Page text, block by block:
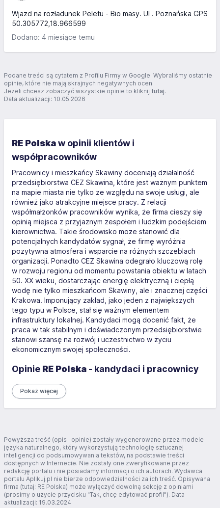
Wjazd na rozładunek Peletu - Bio masy. Ul . Poznańska GPS
50.305772,18.966599
Dodano: 4 miesiące temu
Podane treści są cytatem z Profilu Firmy w Google. Wybraliśmy ostatnie
opinie, które nie mają skrajnych negatywnych ocen.
Jeżeli chcesz zobaczyć wszystkie opinie to kliknij tutaj.
Data aktualizacji: 10.05.2026
RE Polskaw opinii klientów i
współpracowników
Pracownicy i mieszkańcy Skawiny doceniają działalność
przedsiębiorstwa CEZ Skawina, które jest ważnym punktem
na mapie miasta nie tylko ze względu na swoje usługi, ale
również jako atrakcyjne miejsce pracy. Z relacji
współmałżonków pracowników wynika, że firma cieszy się
opinią miejsca z przyjaznym zespołem i ludzkim podejściem
kierownictwa. Takie środowisko może stanowić dla
potencjalnych kandydatów sygnał, że firmę wyróżnia
pozytywna atmosfera i wsparcie na różnych szczeblach
organizacji. Ponadto CEZ Skawina odegrało kluczową rolę
w rozwoju regionu od momentu powstania obiektu w latach
50. XX wieku, dostarczając energię elektryczną i ciepłą
wodę nie tylko mieszkańcom Skawiny, ale i znacznej części
Krakowa. Imponujący zakład, jako jeden z największych
tego typu w Polsce, stał się ważnym elementem
infrastruktury lokalnej. Kandydaci mogą docenić fakt, że
praca w tak stabilnym i doświadczonym przedsiębiorstwie
stanowi szansę na rozwój i uczestnictwo w życiu
ekonomicznym swojej społeczności.
Opinie RE Polska - kandydaci i pracownicy
Pokaż więcej
Powyższa treść (opis i opinie) zostały wygenerowane przez modele
języka naturalnego, który wykorzystują technologię sztucznej
inteligencji do podsumowywania tekstów, na podstawie treści
dostępnych w Internecie. Nie zostały one zweryfikowane przez
redakcję portalu i nie posiadamy informacji o ich autorach. Wydawca
portalu Aplikuj.pl nie bierze odpowiedzialności za ich treść. Opisywana
firma (tutaj: RE Polska) może wyłączyć dowolną sekcję z opiniami
(prosimy o użycie przycisku "Tak, chcę edytować profil"). Data
aktualizacji: 19.03.2024